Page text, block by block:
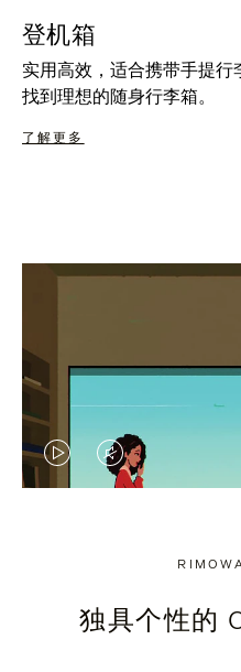
登机箱
实用高效，适合携带手提行
找到理想的随身行李箱。
了解更多
视
停，
视
音，
独具个性的